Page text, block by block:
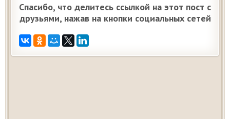
Спасибо, что делитесь ссылкой на этот пост с
друзьями, нажав на кнопки социальных сетей